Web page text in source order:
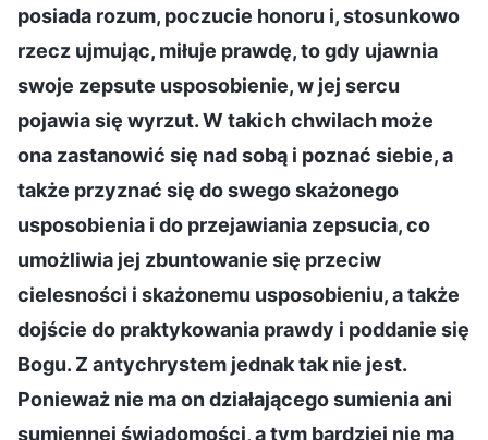
posiada rozum, poczucie honoru i, stosunkowo
rzecz ujmując, miłuje prawdę, to gdy ujawnia
swoje zepsute usposobienie, w jej sercu
pojawia się wyrzut. W takich chwilach może
ona zastanowić się nad sobą i poznać siebie, a
także przyznać się do swego skażonego
usposobienia i do przejawiania zepsucia, co
umożliwia jej zbuntowanie się przeciw
cielesności i skażonemu usposobieniu, a także
dojście do praktykowania prawdy i poddanie się
Bogu. Z antychrystem jednak tak nie jest.
Ponieważ nie ma on działającego sumienia ani
sumiennej świadomości, a tym bardziej nie ma